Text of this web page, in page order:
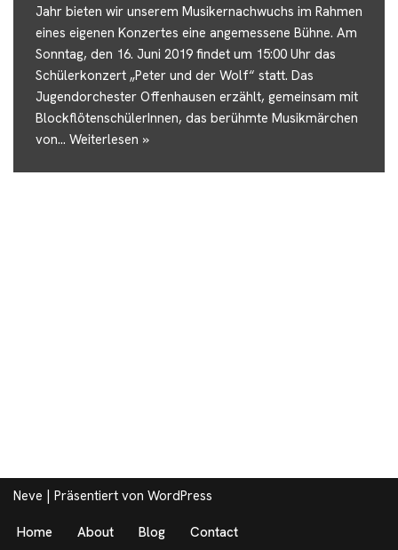
Jahr bieten wir unserem Musikernachwuchs im Rahmen
eines eigenen Konzertes eine angemessene Bühne. Am
Sonntag, den 16. Juni 2019 findet um 15:00 Uhr das
Schülerkonzert „Peter und der Wolf“ statt. Das
Jugendorchester Offenhausen erzählt, gemeinsam mit
BlockflötenschülerInnen, das berühmte Musikmärchen
von… Weiterlesen »
Neve | Präsentiert von WordPress
Home About Blog Contact